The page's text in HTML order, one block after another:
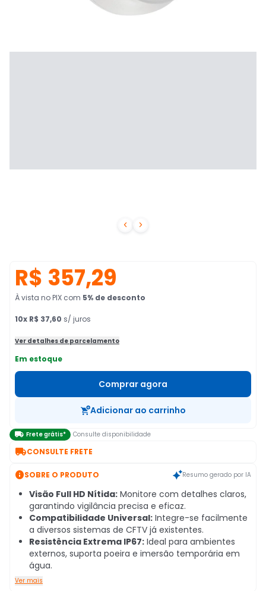
 
R$ 357,29
À vista no PIX com 5% de desconto
10x R$ 37,60 s/ juros
Ver detalhes de parcelamento
Em estoque
Comprar agora
Adicionar ao carrinho
 Frete grátis* Consulte disponibilidade
CONSULTE FRETE
SOBRE O PRODUTO Resumo gerado por IA
Visão Full HD Nítida: Monitore com detalhes claros,
garantindo vigilância precisa e eficaz.
Compatibilidade Universal: Integre-se facilmente
a diversos sistemas de CFTV já existentes.
Resistência Extrema IP67: Ideal para ambientes
externos, suporta poeira e imersão temporária em
água.
Ver mais